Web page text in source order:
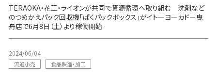
TERAOKA・花王・ライオンが共同で資源循環へ取り組む 洗剤など
のつめかえパック回収機「ぱくパックボックス」がイトーヨーカドー曳
舟店で6月8日（土）より稼働開始
2024/06/04
流通小売 食品製造・加工